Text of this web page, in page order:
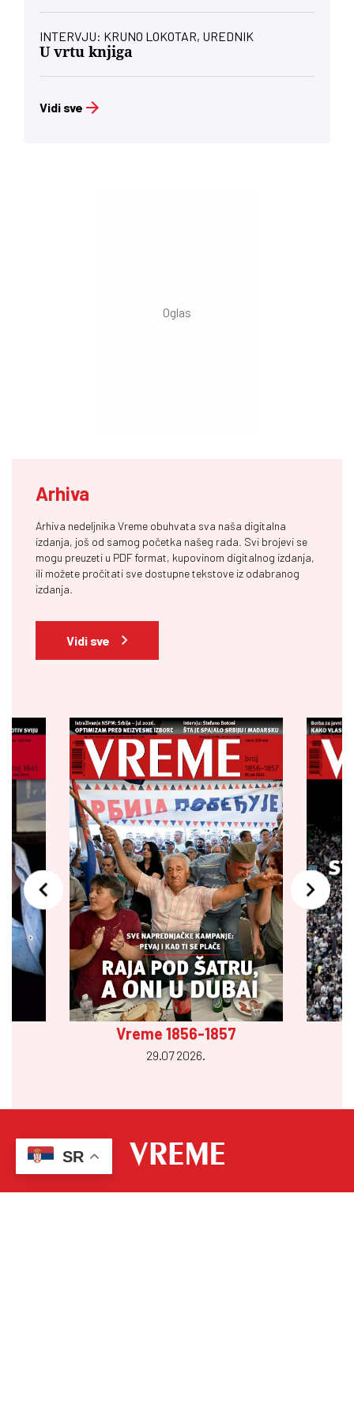
INTERVJU: KRUNO LOKOTAR, UREDNIK
U vrtu knjiga
Vidi sve
Arhiva
Arhiva nedeljnika Vreme obuhvata sva naša digitalna
izdanja, još od samog početka našeg rada. Svi brojevi se
mogu preuzeti u PDF format, kupovinom digitalnog izdanja,
ili možete pročitati sve dostupne tekstove iz odabranog
izdanja.
Vidi sve
Vreme 1856-1857
29.07 2026.
SR